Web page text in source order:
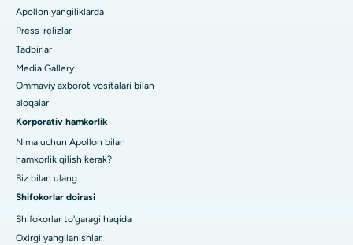
Apollon yangiliklarda
Press-relizlar
Tadbirlar
Media Gallery
Ommaviy axborot vositalari bilan
aloqalar
Korporativ hamkorlik
Nima uchun Apollon bilan
hamkorlik qilish kerak?
Biz bilan ulang
Shifokorlar doirasi
Shifokorlar to'garagi haqida
Oxirgi yangilanishlar